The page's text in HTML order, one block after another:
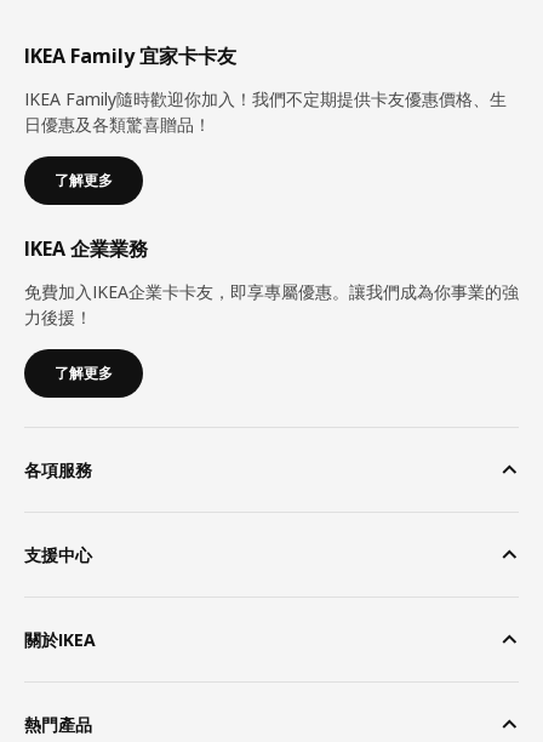
IKEA Family 宜家卡卡友
IKEA Family隨時歡迎你加入！我們不定期提供卡友優惠價格、生
日優惠及各類驚喜贈品！
了解更多
IKEA 企業業務
免費加入IKEA企業卡卡友，即享專屬優惠。讓我們成為你事業的強
力後援！
了解更多
各項服務
支援中心
關於IKEA
熱門產品